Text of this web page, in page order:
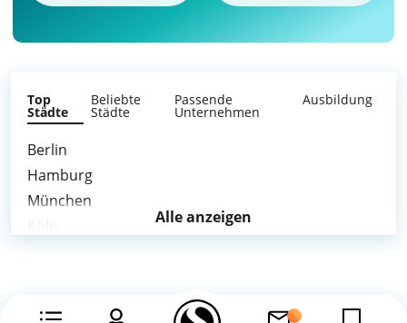
Top
Städte
Beliebte
Städte
Passende
Unternehmen
Ausbildung
Berlin
Hamburg
München
Alle anzeigen